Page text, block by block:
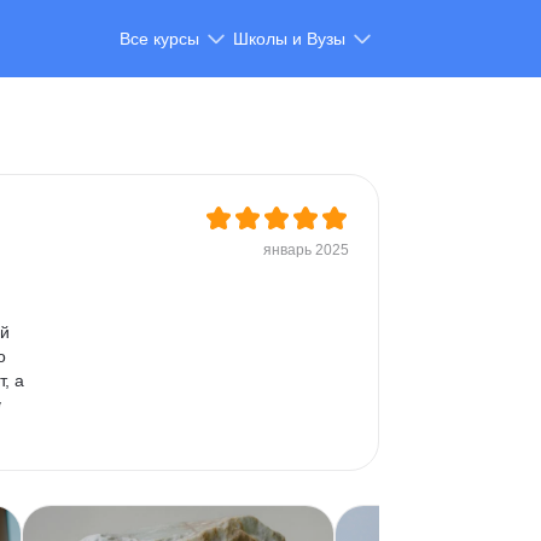
Все курсы Школы и Вузы
январь 2025
а